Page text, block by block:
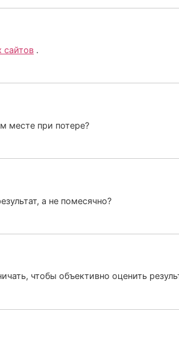
.
месте при потере?
а не помесячно?
чтобы объективно оценить